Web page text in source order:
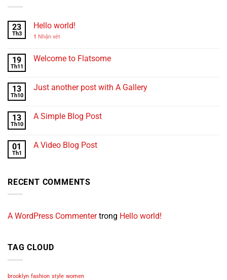
23
Th3
Hello world!
1 Nhận xét
19
Th11
Welcome to Flatsome
13
Th10
Just another post with A Gallery
13
Th10
A Simple Blog Post
01
Th1
A Video Blog Post
RECENT COMMENTS
A WordPress Commentertrong Hello world!
TAG CLOUD
brooklyn fashion style women